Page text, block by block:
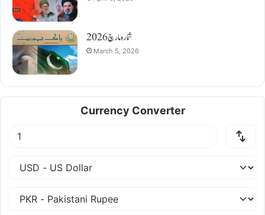
شمارہ مارچ 2026
March 5, 2026
Currency Converter